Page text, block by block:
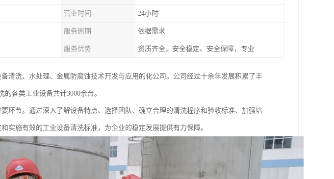
营业时间 24小时
服务周期 依据需求
服务优势 资质齐全，安全稳定、安全保障，专业
清洗、水处理、金属防腐蚀技术开发与应用的化公司。公司经过十余年发展积累了丰
各类工业设备共计3000余台。
环节。通过深入了解设备特点、选择团队、确立合理的清洗程序和验收标准、加强培
实施有效的工业设备清洗标准，为企业的稳定发展提供有力保障。